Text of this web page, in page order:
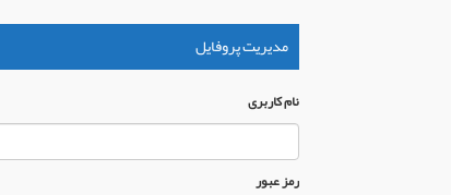
مدیریت پروفایل
نام كاربری
رمز عبور